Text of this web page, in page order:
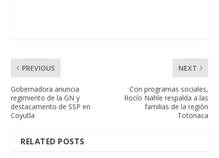
PREVIOUS
Gobernadora anuncia
regimiento de la GN y
destacamento de SSP en
Coyutla
NEXT
Con programas sociales,
Rocío Nahle respalda a las
familias de la región
Totonaca
RELATED POSTS